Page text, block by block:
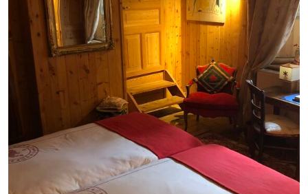
ORGANISER SON SÉJOUR
RECHERCHER
GB
IT